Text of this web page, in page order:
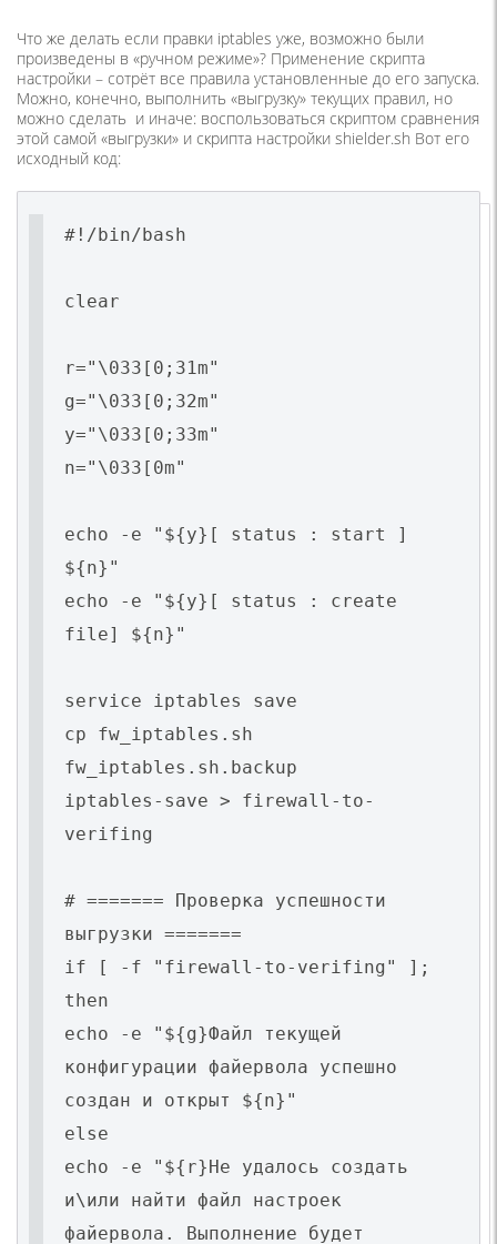
Что же делать если правки iptables уже, возможно были
произведены в «ручном режиме»? Применение скрипта
настройки – сотрёт все правила установленные до его запуска.
Можно, конечно, выполнить «выгрузку» текущих правил, но
можно сделать и иначе: воспользоваться скриптом сравнения
этой самой «выгрузки» и скрипта настройки shielder.sh Вот его
исходный код:
#!/bin/bash
clear
r="\033[0;31m"
g="\033[0;32m"
y="\033[0;33m"
n="\033[0m"
echo -e "${y}[ status : start ]
${n}"
echo -e "${y}[ status : create
file] ${n}"
service iptables save
cp fw_iptables.sh
fw_iptables.sh.backup
iptables-save > firewall-to-
verifing
# ======= Проверка успешности
выгрузки =======
if [ -f "firewall-to-verifing" ];
then
echo -e "${g}Файл текущей
конфигурации файервола успешно
создан и открыт ${n}"
else
echo -e "${r}Не удалось создать
и\или найти файл настроек
файервола. Выполнение будет